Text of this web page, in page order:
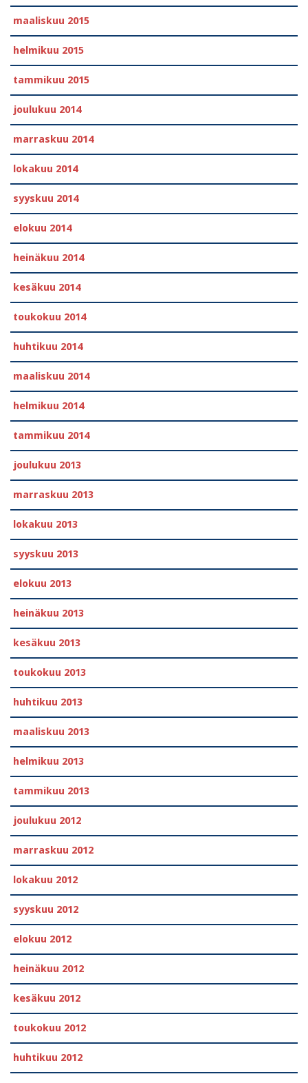
maaliskuu 2015
helmikuu 2015
tammikuu 2015
joulukuu 2014
marraskuu 2014
lokakuu 2014
syyskuu 2014
elokuu 2014
heinäkuu 2014
kesäkuu 2014
toukokuu 2014
huhtikuu 2014
maaliskuu 2014
helmikuu 2014
tammikuu 2014
joulukuu 2013
marraskuu 2013
lokakuu 2013
syyskuu 2013
elokuu 2013
heinäkuu 2013
kesäkuu 2013
toukokuu 2013
huhtikuu 2013
maaliskuu 2013
helmikuu 2013
tammikuu 2013
joulukuu 2012
marraskuu 2012
lokakuu 2012
syyskuu 2012
elokuu 2012
heinäkuu 2012
kesäkuu 2012
toukokuu 2012
huhtikuu 2012